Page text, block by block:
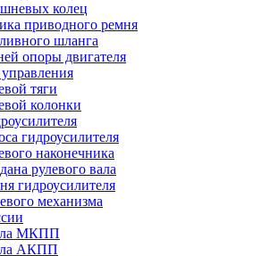
колец
приводного ремня
шланга
опоры двигателя
тяги
колонки
гидроусилителя
наконечника
рулевого вала
гидроусилителя
механизма
МКПП
АКПП